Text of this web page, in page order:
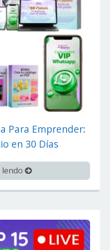
Para Emprender:
en 30 Días